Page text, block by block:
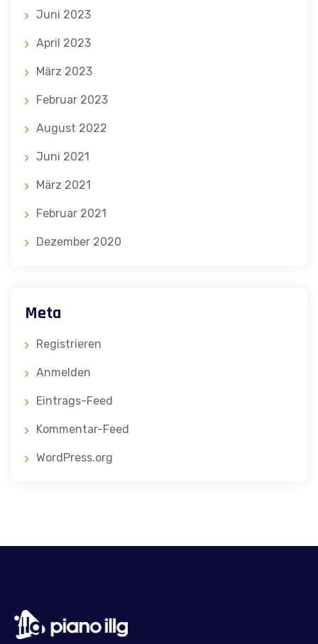
Juni 2023
April 2023
März 2023
Februar 2023
August 2022
Juni 2021
März 2021
Februar 2021
Dezember 2020
Meta
Registrieren
Anmelden
Eintrags-Feed
Kommentar-Feed
WordPress.org